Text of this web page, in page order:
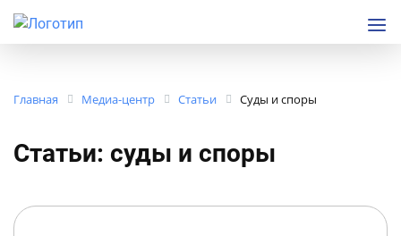
Главная Медиа-центр Статьи Суды и споры
Статьи: суды и споры